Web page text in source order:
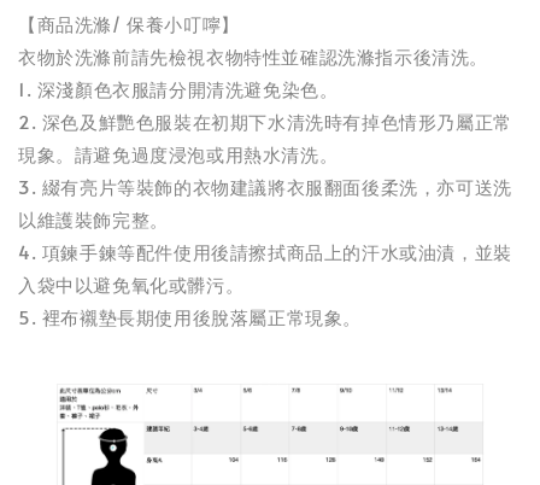
【商品洗滌/ 保養小叮嚀】
衣物於洗滌前請先檢視衣物特性並確認洗滌指示後清洗。
1. 深淺顏色衣服請分開清洗避免染色。
2. 深色及鮮艷色服裝在初期下水清洗時有掉色情形乃屬正常
現象。請避免過度浸泡或用熱水清洗。
3. 綴有亮片等裝飾的衣物建議將衣服翻面後柔洗，亦可送洗
以維護裝飾完整。
4. 項鍊手鍊等配件使用後請擦拭商品上的汗水或油漬，並裝
入袋中以避免氧化或髒污。
5. 裡布襯墊長期使用後脫落屬正常現象。